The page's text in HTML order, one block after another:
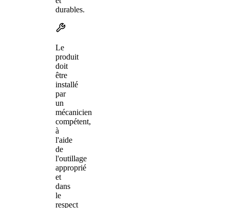
durables.
Le
produit
doit
être
installé
par
un
mécanicien
compétent,
à
l'aide
de
l'outillage
approprié
et
dans
le
respect